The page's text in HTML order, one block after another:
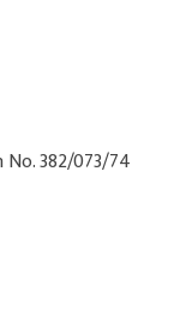
382/073/74